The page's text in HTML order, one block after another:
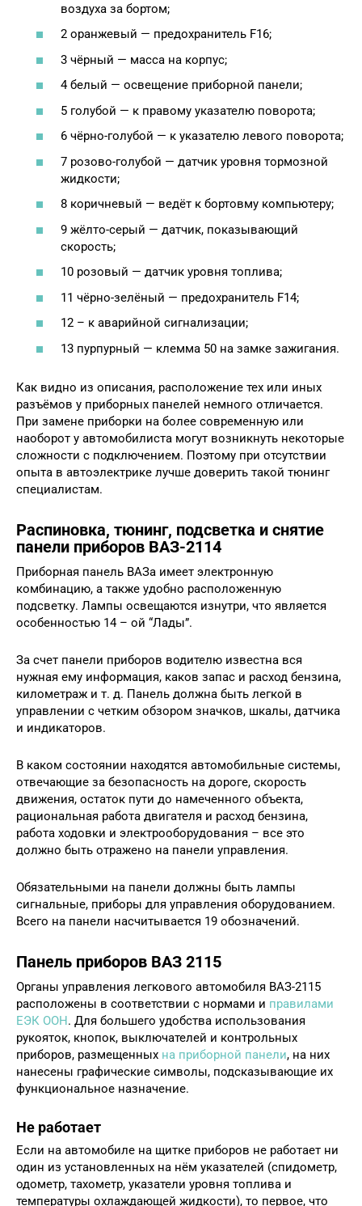
воздуха за бортом;
2 оранжевый — предохранитель F16;
3 чёрный — масса на корпус;
4 белый — освещение приборной панели;
5 голубой — к правому указателю поворота;
6 чёрно-голубой — к указателю левого поворота;
7 розово-голубой — датчик уровня тормозной
жидкости;
8 коричневый — ведёт к бортовму компьютеру;
9 жёлто-серый — датчик, показывающий
скорость;
10 розовый — датчик уровня топлива;
11 чёрно-зелёный — предохранитель F14;
12 – к аварийной сигнализации;
13 пурпурный — клемма 50 на замке зажигания.
Как видно из описания, расположение тех или иных
разъёмов у приборных панелей немного отличается.
При замене приборки на более современную или
наоборот у автомобилиста могут возникнуть некоторые
сложности с подключением. Поэтому при отсутствии
опыта в автоэлектрике лучше доверить такой тюнинг
специалистам.
Распиновка, тюнинг, подсветка и снятие
панели приборов ВАЗ-2114
Приборная панель ВАЗа имеет электронную
комбинацию, а также удобно расположенную
подсветку. Лампы освещаются изнутри, что является
особенностью 14 – ой “Лады”.
За счет панели приборов водителю известна вся
нужная ему информация, каков запас и расход бензина,
километраж и т. д. Панель должна быть легкой в
управлении с четким обзором значков, шкалы, датчика
и индикаторов.
В каком состоянии находятся автомобильные системы,
отвечающие за безопасность на дороге, скорость
движения, остаток пути до намеченного объекта,
рациональная работа двигателя и расход бензина,
работа ходовки и электрооборудования – все это
должно быть отражено на панели управления.
Обязательными на панели должны быть лампы
сигнальные, приборы для управления оборудованием.
Всего на панели насчитывается 19 обозначений.
Панель приборов ВАЗ 2115
Органы управления легкового автомобиля ВАЗ-2115
расположены в соответствии с нормами и правилами
ЕЭК ООН. Для большего удобства использования
рукояток, кнопок, выключателей и контрольных
приборов, размещенных на приборной панели, на них
нанесены графические символы, подсказывающие их
функциональное назначение.
Не работает
Если на автомобиле на щитке приборов не работает ни
один из установленных на нём указателей (спидометр,
одометр, тахометр, указатели уровня топлива и
температуры охлаждающей жидкости), то первое, что